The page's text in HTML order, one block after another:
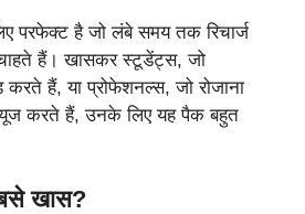
परफेक्ट है जो लंबे समय तक रिचार्ज
हैं। खासकर स्टूडेंट्स, जो
हैं, या प्रोफेशनल्स, जो रोजाना
यूज करते हैं, उनके लिए यह पैक बहुत
खास?